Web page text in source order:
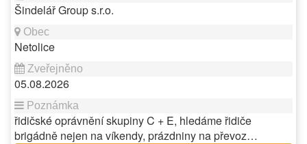
Šindelář Group s.r.o.
Netolice
05.08.2026
řidičské oprávnění skupiny C + E, hledáme řidiče
brigádně nejen na víkendy, prázdniny na převoz…